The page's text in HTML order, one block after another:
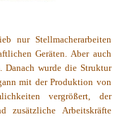
nur Stellmacherarbeiten
Geräten. Aber auch
Danach wurde die Struktur
mit der Produktion von
vergrößert, der
zusätzliche Arbeitskräfte